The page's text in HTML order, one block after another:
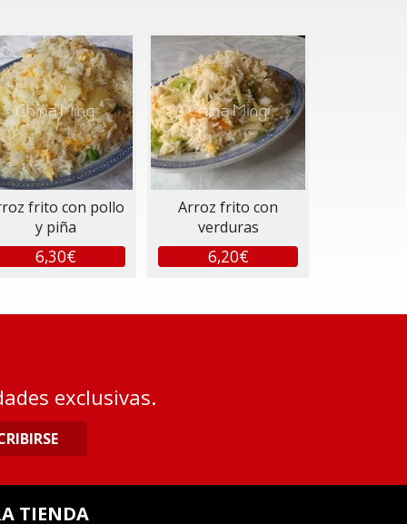
frito con pollo
y piña
6,30€
Arroz frito con
verduras
6,20€
exclusivas.
TIENDA